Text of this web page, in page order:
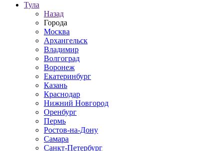
Тула
Назад
Города
Москва
Архангельск
Владимир
Волгоград
Воронеж
Екатеринбург
Казань
Краснодар
Нижний Новгород
Оренбург
Пермь
Ростов-на-Дону
Самара
Санкт-Петербург